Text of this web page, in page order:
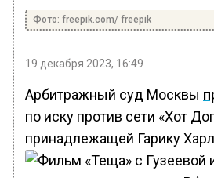
Фото: freepik.com/ freepik
19 декабря 2023, 16:49
Арбитражный суд Москвы
по иску против сети «Хот
принадлежащей Гарику